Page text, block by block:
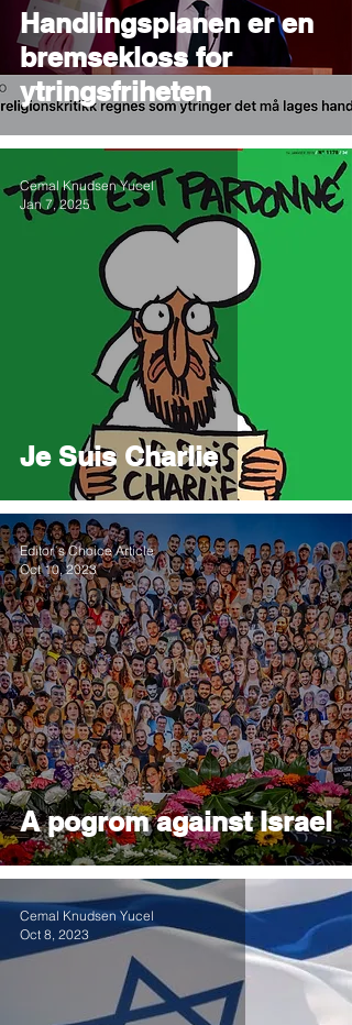
Handlingsplanen er en
bremsekloss for
ytringsfriheten
Je Suis Charlie
Cemal Knudsen Yucel
Jan 7, 2025
A pogrom against Israel
Editor´s Choice Article
Oct 10, 2023
Cemal Knudsen Yucel
Oct 8, 2023